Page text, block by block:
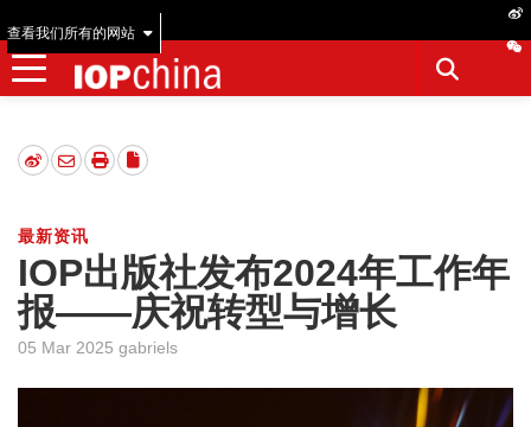
查看我们所有的网站
最新资讯
IOP出版社发布2024年工作年
报——庆祝转型与增长
05 Mar 2025 gabriels